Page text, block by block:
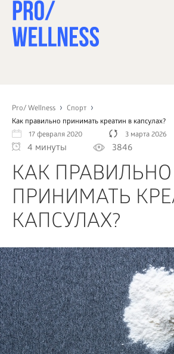
Pro/ Wellness
Спорт
Как правильно принимать креатин в капсулах?
17 февраля 2020
3 марта 2026
4 минуты 3846
КАК ПРАВИЛЬНО
ПРИНИМАТЬ
КАПСУЛАХ?
СПОРТ
ЗДОРОВЬЕ
КРАСОТА
ПСИХОЛОГИЯ
ДЕТИ
ДОМ
КАК?
БИЗНЕС